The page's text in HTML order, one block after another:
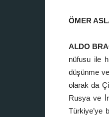
ÖMER
ALDO
nüfusu ile
düşünme
olarak da
Rusya ve
Türkiye’ye